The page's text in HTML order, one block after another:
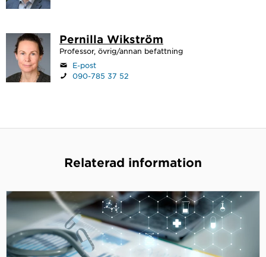
Pernilla Wikström
Professor, övrig/annan befattning
E-post
090-785 37 52
Relaterad information